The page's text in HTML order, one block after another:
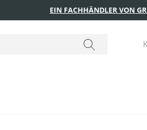
EIN FACHHÄNDLER VON